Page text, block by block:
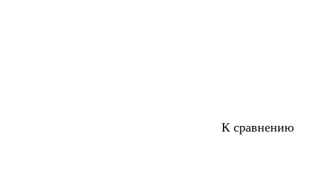
К сравнению